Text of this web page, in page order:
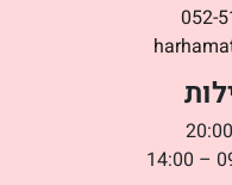
052-